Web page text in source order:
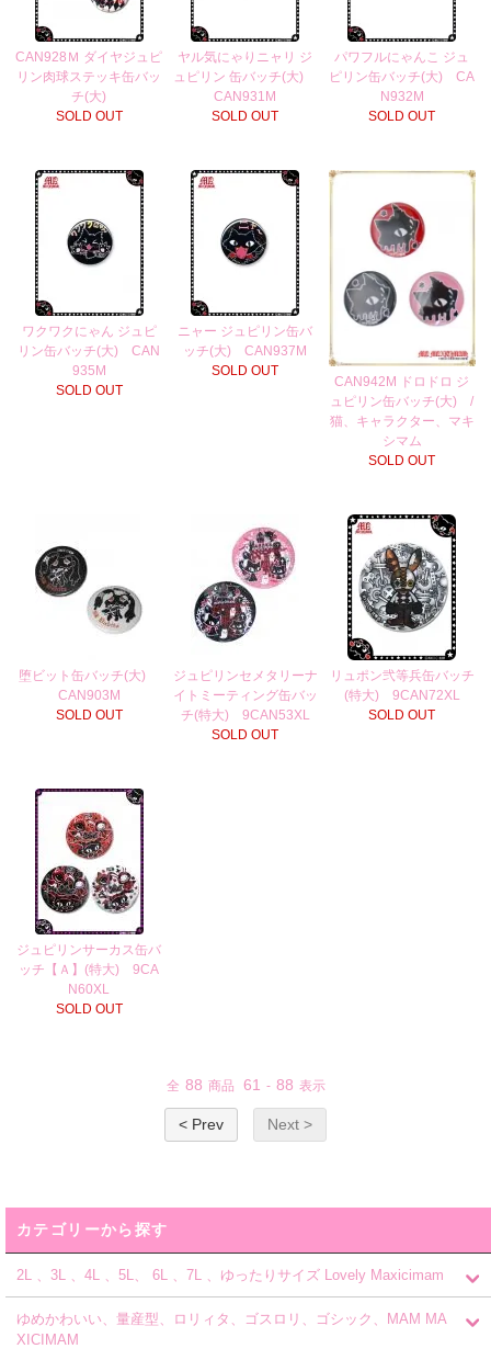
CAN928Ｍ ダイヤジュピ
リン肉球ステッキ缶バッ
チ(大)
SOLD OUT
ヤル気にゃりニャリ ジ
ュピリン 缶バッチ(大)
CAN931M
SOLD OUT
パワフルにゃんこ ジュ
ピリン缶バッチ(大) CA
N932M
SOLD OUT
ワクワクにゃん ジュピ
リン缶バッチ(大) CAN
935M
SOLD OUT
ニャー ジュピリン缶バ
ッチ(大) CAN937M
SOLD OUT
CAN942M ドロドロ ジ
ュピリン缶バッチ(大) /
猫、キャラクター、マキ
シマム
SOLD OUT
堕ビット缶バッチ(大)
CAN903M
SOLD OUT
ジュピリンセメタリーナ
イトミーティング缶バッ
チ(特大) 9CAN53XL
SOLD OUT
リュポン弐等兵缶バッチ
(特大) 9CAN72XL
SOLD OUT
ジュピリンサーカス缶バ
ッチ【Ａ】(特大) 9CA
N60XL
SOLD OUT
全 88 商品 61 - 88 表示
< Prev Next >
カテゴリーから探す
2L 、3L 、4L 、5L、 6L 、7L 、ゆったりサイズ Lovely Maxicimam
ゆめかわいい、量産型、ロリィタ、ゴスロリ、ゴシック、MAM MA
XICIMAM